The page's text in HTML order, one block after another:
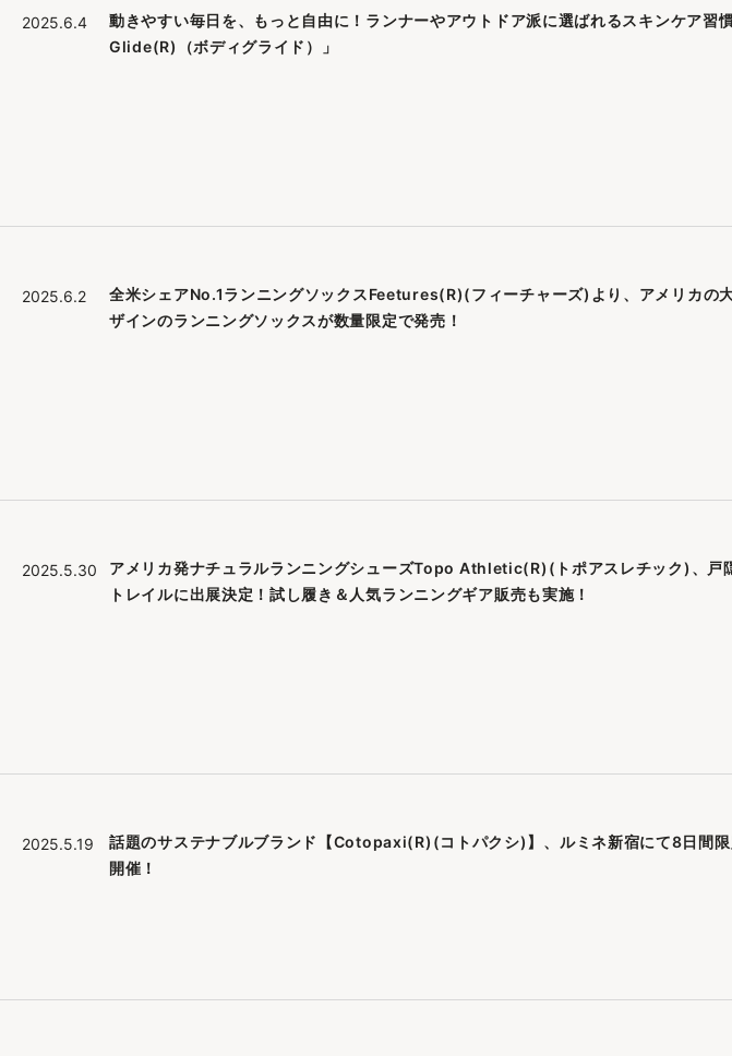
2025.6.4
動きやすい毎日を、もっと自由に！ランナーやアウトドア派に選ばれるスキンケア習
Glide(R)（ボディグライド）」
2025.6.2
全米シェアNo.1ランニングソックスFeetures(R)(フィーチャーズ)より、アメリカの
ザインのランニングソックスが数量限定で発売！
2025.5.30
アメリカ発ナチュラルランニングシューズTopo Athletic(R)(トポアスレチック)、戸
トレイルに出展決定！試し履き＆人気ランニングギア販売も実施！
2025.5.19
話題のサステナブルブランド【Cotopaxi(R)(コトパクシ)】、ルミネ新宿にて8日間
開催！